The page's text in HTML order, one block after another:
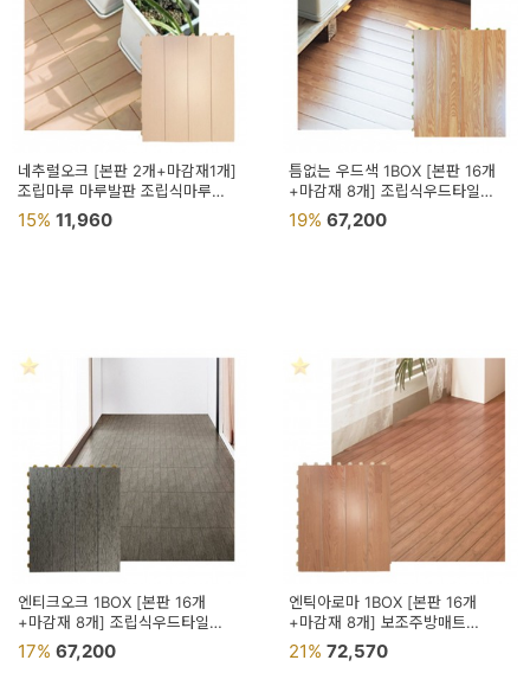
네추럴오크 [본판 2개+마감재1개]
조립마루 마루발판 조립식마루
비접착식데코타일
15% 11,960
틈없는 우드색 1BOX [본판 16개
+마감재 8개] 조립식우드타일
셀프바닥시공 마루타일 끼움식마루
19% 67,200
엔티크오크 1BOX [본판 16개
+마감재 8개] 조립식우드타일
셀프바닥시공 비접착식데코타일
마루발판
17% 67,200
엔틱아로마 1BOX [본판 16개
+마감재 8개] 보조주방매트
테라스바닥재 틈새없는매트
인테리어타일
21% 72,570